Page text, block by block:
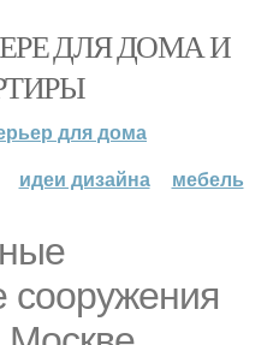
ДЛЯ ДОМА И
для дома
идеи дизайна мебель
сооружения